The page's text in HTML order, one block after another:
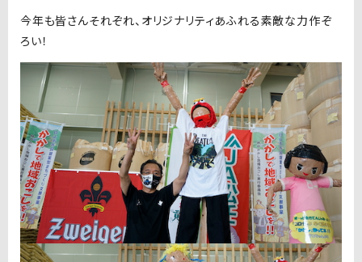
今年も皆さんそれぞれ、オリジナリティあふれる素敵な力作ぞ
ろい！